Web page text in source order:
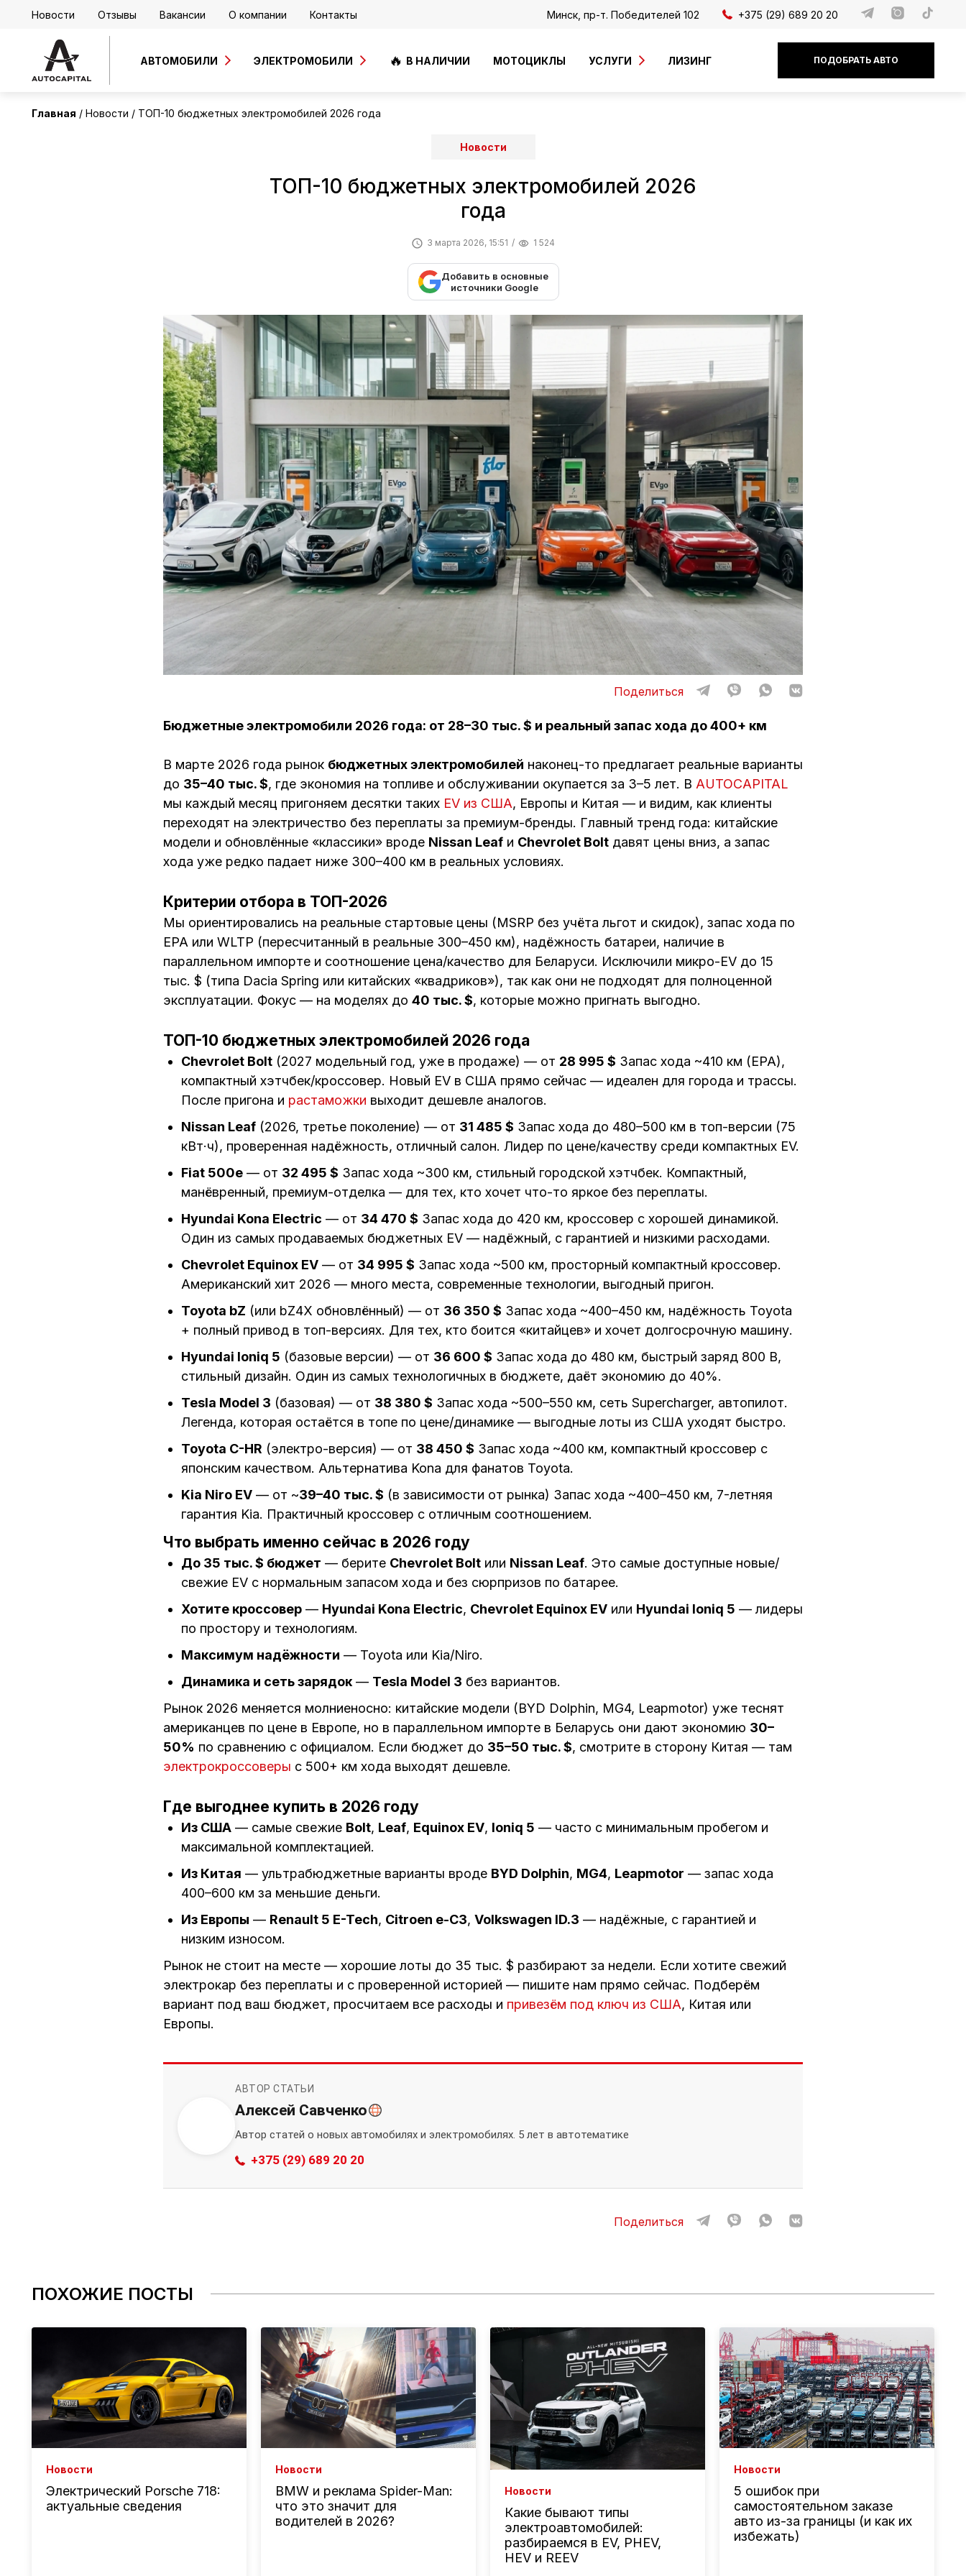
Новости Отзывы Вакансии О компании Контакты Минск, пр-т. Победителей 102 +375 (29) 689 20 20
АВТОМОБИЛИ ЭЛЕКТРОМОБИЛИ В НАЛИЧИИ МОТОЦИКЛЫ УСЛУГИ ЛИЗИНГ ПОДОБРАТЬ АВТО
Главная Новости ТОП-10 бюджетных электромобилей 2026 года
Новости
ТОП-10 бюджетных электромобилей 2026
года
3 марта 2026, 15:51 1 524
Добавить в основные
источники Google
Поделиться
Бюджетные электромобили 2026 года: от 28–30 тыс. $ и реальный запас хода до 400+ км
В марте 2026 года рынок бюджетных электромобилей наконец-то предлагает реальные варианты
до 35–40 тыс. $, где экономия на топливе и обслуживании окупается за 3–5 лет. В AUTOCAPITAL
мы каждый месяц пригоняем десятки таких EV из США, Европы и Китая — и видим, как клиенты
переходят на электричество без переплаты за премиум-бренды. Главный тренд года: китайские
модели и обновлённые «классики» вроде Nissan Leaf и Chevrolet Bolt давят цены вниз, а запас
хода уже редко падает ниже 300–400 км в реальных условиях.
Критерии отбора в ТОП-2026
Мы ориентировались на реальные стартовые цены (MSRP без учёта льгот и скидок), запас хода по
EPA или WLTP (пересчитанный в реальные 300–450 км), надёжность батареи, наличие в
параллельном импорте и соотношение цена/качество для Беларуси. Исключили микро-EV до 15
тыс. $ (типа Dacia Spring или китайских «квадриков»), так как они не подходят для полноценной
эксплуатации. Фокус — на моделях до 40 тыс. $, которые можно пригнать выгодно.
ТОП-10 бюджетных электромобилей 2026 года
Chevrolet Bolt (2027 модельный год, уже в продаже) — от 28 995 $ Запас хода ~410 км (EPA),
компактный хэтчбек/кроссовер. Новый EV в США прямо сейчас — идеален для города и трассы.
После пригона и растаможки выходит дешевле аналогов.
Nissan Leaf (2026, третье поколение) — от 31 485 $ Запас хода до 480–500 км в топ-версии (75
кВт·ч), проверенная надёжность, отличный салон. Лидер по цене/качеству среди компактных EV.
Fiat 500e — от 32 495 $ Запас хода ~300 км, стильный городской хэтчбек. Компактный,
манёвренный, премиум-отделка — для тех, кто хочет что-то яркое без переплаты.
Hyundai Kona Electric — от 34 470 $ Запас хода до 420 км, кроссовер с хорошей динамикой.
Один из самых продаваемых бюджетных EV — надёжный, с гарантией и низкими расходами.
Chevrolet Equinox EV — от 34 995 $ Запас хода ~500 км, просторный компактный кроссовер.
Американский хит 2026 — много места, современные технологии, выгодный пригон.
Toyota bZ (или bZ4X обновлённый) — от 36 350 $ Запас хода ~400–450 км, надёжность Toyota
+ полный привод в топ-версиях. Для тех, кто боится «китайцев» и хочет долгосрочную машину.
Hyundai Ioniq 5 (базовые версии) — от 36 600 $ Запас хода до 480 км, быстрый заряд 800 В,
стильный дизайн. Один из самых технологичных в бюджете, даёт экономию до 40%.
Tesla Model 3 (базовая) — от 38 380 $ Запас хода ~500–550 км, сеть Supercharger, автопилот.
Легенда, которая остаётся в топе по цене/динамике — выгодные лоты из США уходят быстро.
Toyota C-HR (электро-версия) — от 38 450 $ Запас хода ~400 км, компактный кроссовер с
японским качеством. Альтернатива Kona для фанатов Toyota.
Kia Niro EV — от ~39–40 тыс. $ (в зависимости от рынка) Запас хода ~400–450 км, 7-летняя
гарантия Kia. Практичный кроссовер с отличным соотношением.
Что выбрать именно сейчас в 2026 году
До 35 тыс. $ бюджет — берите Chevrolet Bolt или Nissan Leaf. Это самые доступные новые/
свежие EV с нормальным запасом хода и без сюрпризов по батарее.
Хотите кроссовер — Hyundai Kona Electric, Chevrolet Equinox EV или Hyundai Ioniq 5 — лидеры
по простору и технологиям.
Максимум надёжности — Toyota или Kia/Niro.
Динамика и сеть зарядок — Tesla Model 3 без вариантов.
Рынок 2026 меняется молниеносно: китайские модели (BYD Dolphin, MG4, Leapmotor) уже теснят
американцев по цене в Европе, но в параллельном импорте в Беларусь они дают экономию 30–
50% по сравнению с официалом. Если бюджет до 35–50 тыс. $, смотрите в сторону Китая — там
электрокроссоверы с 500+ км хода выходят дешевле.
Где выгоднее купить в 2026 году
Из США — самые свежие Bolt, Leaf, Equinox EV, Ioniq 5 — часто с минимальным пробегом и
максимальной комплектацией.
Из Китая — ультрабюджетные варианты вроде BYD Dolphin, MG4, Leapmotor — запас хода
400–600 км за меньшие деньги.
Из Европы — Renault 5 E-Tech, Citroen e-C3, Volkswagen ID.3 — надёжные, с гарантией и
низким износом.
Рынок не стоит на месте — хорошие лоты до 35 тыс. $ разбирают за недели. Если хотите свежий
электрокар без переплаты и с проверенной историей — пишите нам прямо сейчас. Подберём
вариант под ваш бюджет, просчитаем все расходы и привезём под ключ из США, Китая или
Европы.
АВТОР СТАТЬИ
Алексей Савченко
Автор статей о новых автомобилях и электромобилях. 5 лет в автотематике
+375 (29) 689 20 20
Поделиться
ПОХОЖИЕ ПОСТЫ
Новости
Электрический Porsche 718:
актуальные сведения
Новости
BMW и реклама Spider-Man:
что это значит для
водителей в 2026?
Новости
Какие бывают типы
электроавтомобилей:
разбираемся в EV, PHEV,
HEV и REEV
Новости
5 ошибок при
самостоятельном заказе
авто из-за границы (и как их
избежать)